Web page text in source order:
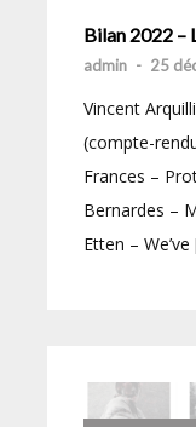
Bilan 2022 –
admin - 25
Vincent
(compte-
Frances –
Bernardes –
Etten –